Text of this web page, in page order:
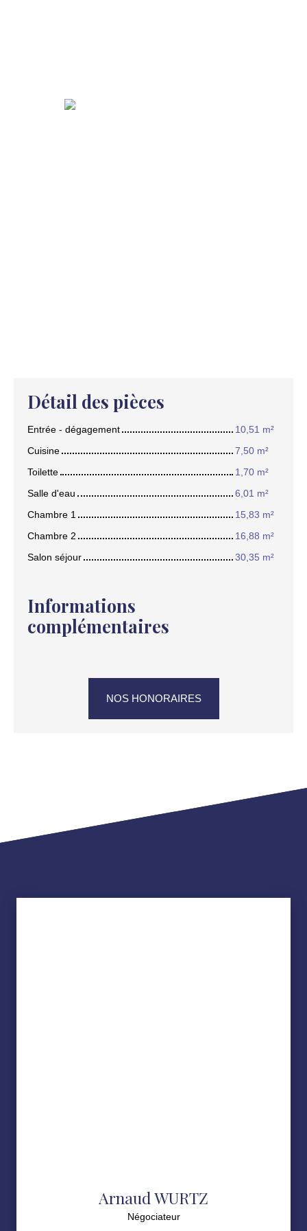
Détail des pièces
Entrée - dégagement
10,51 m²
Cuisine
7,50 m²
Toilette
1,70 m²
Salle d'eau
6,01 m²
Chambre 1
15,83 m²
Chambre 2
16,88 m²
Salon séjour
30,35 m²
Informations
complémentaires
NOS HONORAIRES
Arnaud WURTZ
Négociateur